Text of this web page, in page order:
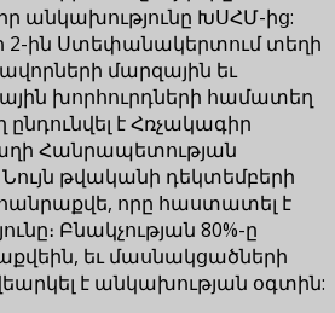
անկախությունը ԽՍՀՄ-ից:
2-ին Ստեփանակերտում տեղի
մարզային եւ
խորհուրդների համատեղ
է Հռչակագիր
Հանրապետության
թվականի դեկտեմբերի
հանրաքվե, որը հաստատել է
Բնակչության 80%-ը
եւ մասնակցածների
է անկախության օգտին: